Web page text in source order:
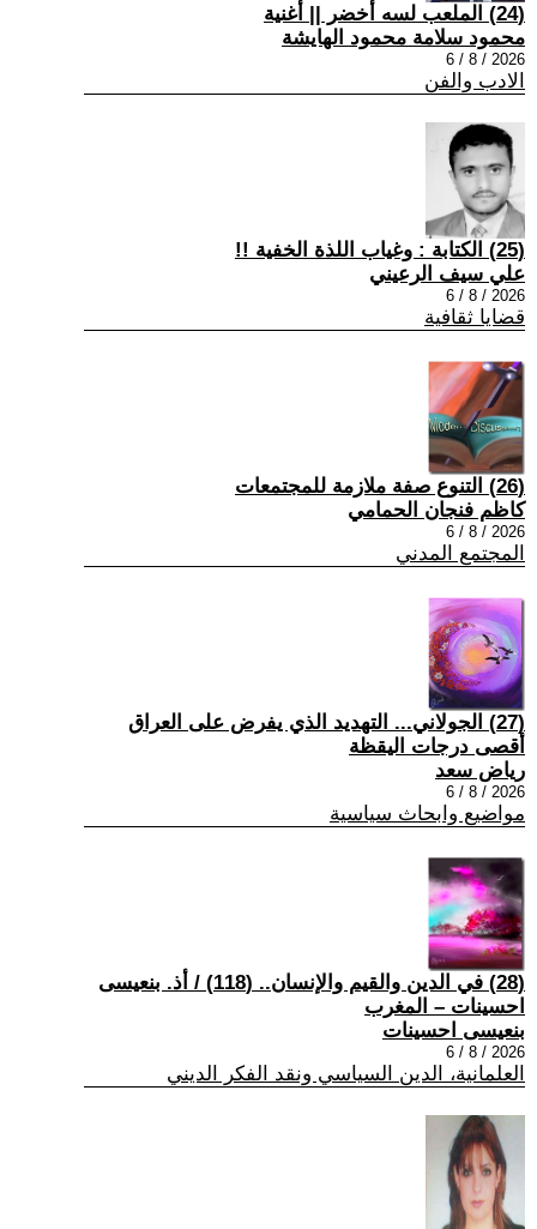
(24) الملعب لسه أخضر || أغنية
محمود سلامة محمود الهايشة
2026 / 8 / 6
الادب والفن
(25) الكتابة : وغياب اللذة الخفية !!
علي سيف الرعيني
2026 / 8 / 6
قضايا ثقافية
(26) التنوع صفة ملازمة للمجتمعات
كاظم فنجان الحمامي
2026 / 8 / 6
المجتمع المدني
(27) الجولاني... التهديد الذي يفرض على العراق
أقصى درجات اليقظة
رياض سعد
2026 / 8 / 6
مواضيع وابحاث سياسية
(28) في الدين والقيم والإنسان.. (118) / أذ. بنعيسى
احسينات – المغرب
بنعيسى احسينات
2026 / 8 / 6
العلمانية، الدين السياسي ونقد الفكر الديني